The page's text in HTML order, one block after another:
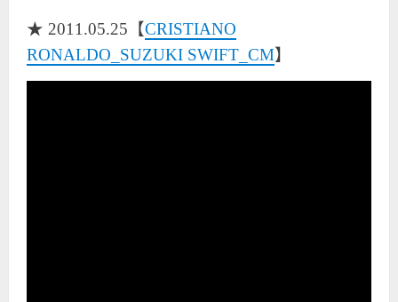
★ 2011.05.25【CRISTIANO
RONALDO_SUZUKI SWIFT_CM】